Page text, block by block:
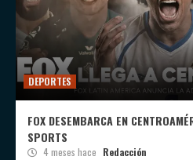
DEPORTES
FOX DESEMBARCA EN
SPORTS
4 meses hace Redacción